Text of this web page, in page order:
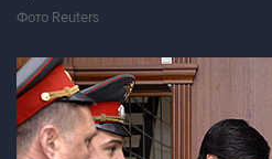
Фото Reuters